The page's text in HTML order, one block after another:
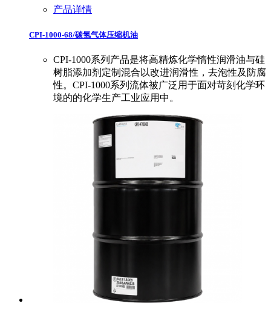
产品详情
CPI-1000-68/碳氢气体压缩机油
CPI-1000系列产品是将高精炼化学惰性润滑油与硅
树脂添加剂定制混合以改进润滑性，去泡性及防腐
性。CPI-1000系列流体被广泛用于面对苛刻化学环
境的的化学生产工业应用中。